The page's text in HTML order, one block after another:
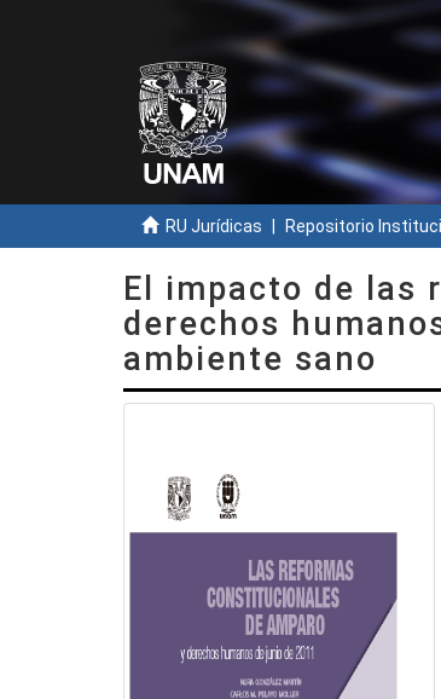
RU Jurídicas Repositorio
El impacto de las
derechos
ambiente sano